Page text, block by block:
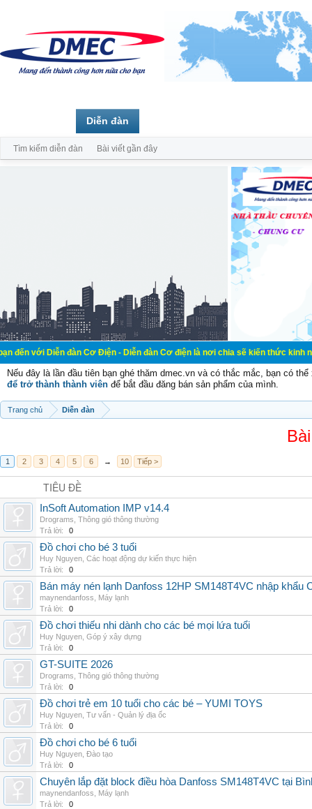
đàn Cơ Điện - Diễn đàn Cơ điện là nơi chia sẽ kiến thức kinh nghiệm
Nếu đây là lần đầu tiên bạn ghé thăm dmec.vn và có thắc mắc, bạn có
để trở thành thành viên để bắt đầu đăng bán sản phẩm của mình.
Trang chủ Diễn đàn
1 2 3 4 5 6 → 10 Tiếp >
TIÊU ĐỀ
InSoft Automation IMP v14.4
Drograms Thông gió thông thường
Trả lời:
0
Đồ chơi cho bé 3 tuổi
Huy Nguyen Các hoạt động dự kiến thực hiện
Trả lời:
0
Bán máy nén lạnh Danfoss 12HP SM148T4VC nhập khẩu
maynendanfoss
Máy lạnh
Trả lời:
0
Đồ chơi thiếu nhi dành cho các bé mọi lứa tuổi
Huy Nguyen Góp ý xây dựng
Trả lời:
0
GT-SUITE 2026
Drograms Thông gió thông thường
Trả lời:
0
Đồ chơi trẻ em 10 tuổi cho các bé – YUMI TOYS
Huy Nguyen Tư vấn - Quản lý địa ốc
Trả lời:
0
Đồ chơi cho bé 6 tuổi
Huy Nguyen Đào tạo
Trả lời:
0
Chuyên lắp đặt block điều hòa Danfoss SM148T4VC tại
maynendanfoss
Máy lạnh
Trả lời:
0
Diễn đàn
Tìm kiếm diễn đàn Bài viết gần đây